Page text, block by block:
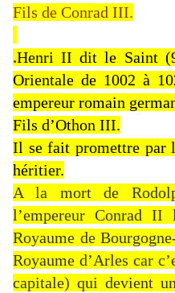
Fils de Conrad III.
.Henri II dit le Saint
Orientale de 1002 à
empereur romain
Fils d’Othon III.
Il se fait promettre par
héritier.
A la mort de
l’empereur Conrad
Royaume de
Royaume d’Arles car
capitale) qui devient